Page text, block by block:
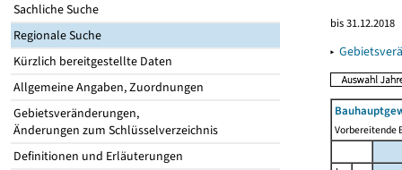
Sachliche Suche
Regionale Suche
Kürzlich bereitgestellte Daten
Allgemeine Angaben, Zuordnungen
Gebietsveränderungen,
Änderungen zum Schlüsselverzeichnis
Definitionen und Erläuterungen
bis 31.12.2018
▸
Vorbereitende